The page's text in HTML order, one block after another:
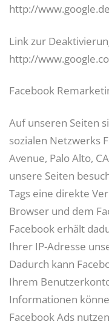
http://
Link zur
http://
Facebook
Auf unseren Seiten
sozialen Netzwerks
Avenue, Palo Alto,
unsere Seiten
Tags eine direkte
Browser und dem
Facebook erhält
Ihrer IP-Adresse
Dadurch kann
Ihrem
Informationen
Facebook Ads